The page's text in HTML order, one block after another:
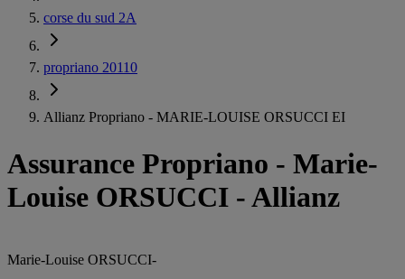
corse du sud 2A
propriano 20110
Allianz Propriano - MARIE-LOUISE ORSUCCI EI
Assurance Propriano - Marie-
Louise ORSUCCI - Allianz
Marie-Louise ORSUCCI-